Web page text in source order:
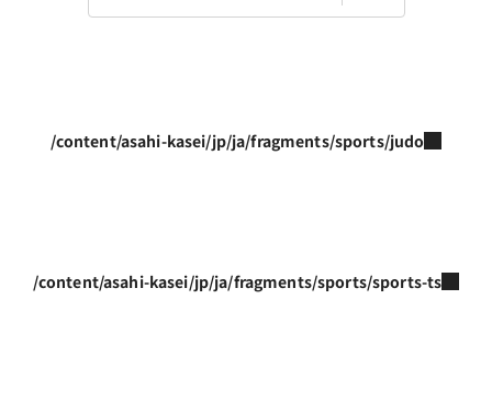
/content/asahi-kasei/jp/ja/fragments/sports/judo
/content/asahi-kasei/jp/ja/fragments/sports/sports-ts